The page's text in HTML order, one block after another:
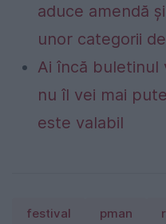
aduce amendă
unor categorii
Ai încă buletinul
nu îl vei mai
este valabil
festival pman